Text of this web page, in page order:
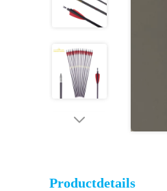
Productdetails